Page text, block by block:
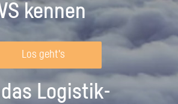
kennen
Los geht's
das Logistik­